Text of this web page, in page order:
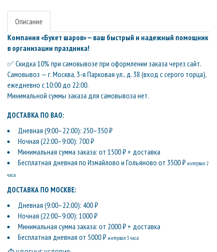
Описание
Компания «Букет шаров» — ваш быстрый и надежный помощник
в организации праздника!
✅ Скидка 10% при самовывозе при оформлении заказа через сайт.
Самовывоз — г. Москва, 3-я Парковая ул., д. 38 (вход с серого торца),
ежедневно с 10:00 до 22:00.
Минимальной суммы заказа для самовывоза нет.
ДОСТАВКА ПО ВАО:
Дневная (9:00–22:00): 250–350 ₽
Ночная (22:00–9:00): 700 ₽
Минимальная сумма заказа: от 1500 ₽ + доставка
Бесплатная дневная по Измайлово и Гольяново от 3500 ₽ интервал 2
часа
ДОСТАВКА ПО МОСКВЕ:
Дневная (9:00–22:00): 400 ₽
Ночная (22:00–9:00): 1000 ₽
Минимальная сумма заказа: от 2000 ₽ + доставка
Бесплатная дневная от 5000 ₽ интервал 3 часа